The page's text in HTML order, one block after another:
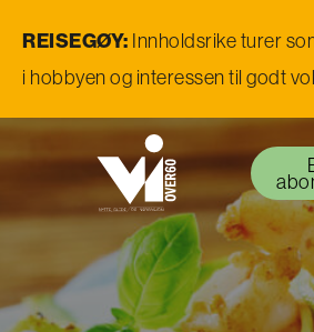
REISEGØY: Innholdsrike turer
i hobbyen og interessen til godt